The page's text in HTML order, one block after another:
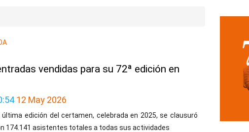
vendidas para su 72ª edición en
12 May 2026
última edición del certamen, celebrada en 2025, se clausuró
174.141 asistentes totales a todas sus actividades